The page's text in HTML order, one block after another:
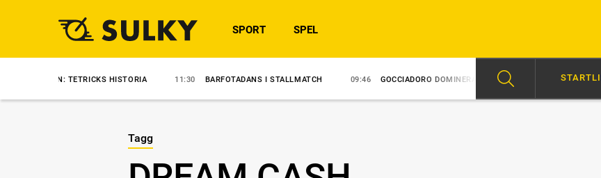
SPORT SPEL
TETRICKS HISTORIA 11:30 BARFOTADANS I STALLMATCH 09:46 GOCCIADORO DOMINERADE 09:06 MUSCLE MASS
Tagg